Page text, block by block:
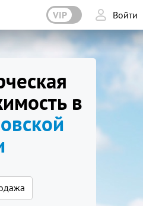
VIP Войти
в